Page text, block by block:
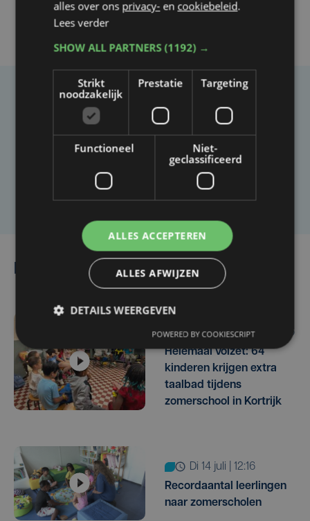
Taalfout opgemerkt?
Heb je een taal- of schrijffout opgemerkt in dit
Laat het ons weten
ma 3 augustus | 10:26
Helemaal volzet: 64
kinderen krijgen extra
taalbad tijdens
zomerschool in Kortrijk
di 14 juli | 12:16
Recordaantal leerlingen
naar zomerscholen
alles over ons privacy- en cookiebeleid.
Lees verder
SHOW ALL PARTNERS(1192) →
Strikt
noodzakelijk
Prestatie Targeting
Functioneel
Niet-
geclassificeerd
ALLES ACCEPTEREN
ALLES AFWIJZEN
DETAILS WEERGEVEN
POWERED BY COOKIESCRIPT